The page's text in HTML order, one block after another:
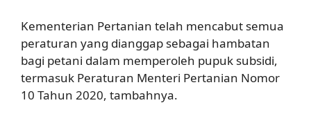
Kementerian Pertanian telah mencabut semua
peraturan yang dianggap sebagai hambatan
bagi petani dalam memperoleh pupuk subsidi,
termasuk Peraturan Menteri Pertanian Nomor
10 Tahun 2020, tambahnya.